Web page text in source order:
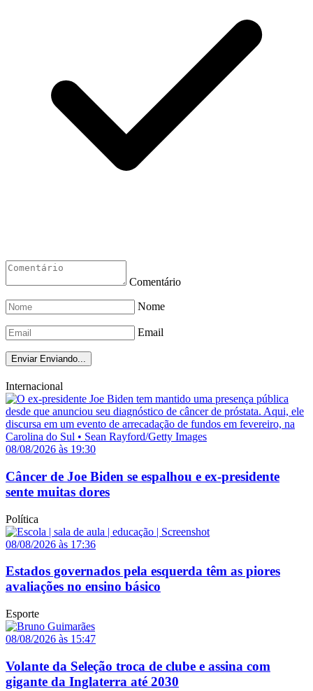
Comentário
Nome
Email
Enviar Enviando...
Internacional
08/08/2026 às 19:30
Câncer de Joe Biden se espalhou e ex-presidente
sente muitas dores
Política
08/08/2026 às 17:36
Estados governados pela esquerda têm as piores
avaliações no ensino básico
Esporte
08/08/2026 às 15:47
Volante da Seleção troca de clube e assina com
gigante da Inglaterra até 2030